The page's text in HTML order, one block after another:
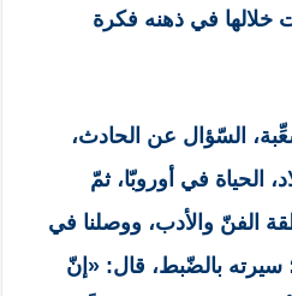
خلالها في ذهنه فكرة
السّؤال عن الحادث،
الحياة في أوروبّا، ثمّ
الفنّ والأدب، ووصلنا في
سيرته بالضّبط، قال: «إنّ